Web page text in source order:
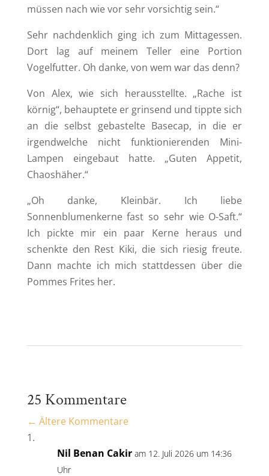
müssen nach wie vor sehr vorsichtig sein.“
Sehr nachdenklich ging ich zum Mittagessen.
Dort lag auf meinem Teller eine Portion
Vogelfutter. Oh danke, von wem war das denn?
Von Alex, wie sich herausstellte. „Rache ist
körnig“, behauptete er grinsend und tippte sich
an die selbst gebastelte Basecap, in die er
irgendwelche nicht funktionierenden Mini-
Lampen eingebaut hatte. „Guten Appetit,
Chaoshäher.“
„Oh danke, Kleinbär. Ich liebe
Sonnenblumenkerne fast so sehr wie O-Saft.“
Ich pickte mir ein paar Kerne heraus und
schenkte den Rest Kiki, die sich riesig freute.
Dann machte ich mich stattdessen über die
Pommes Frites her.
25 Kommentare
← Ältere Kommentare
Nil Benan Cakir am 12. Juli 2026 um 14:36
Uhr